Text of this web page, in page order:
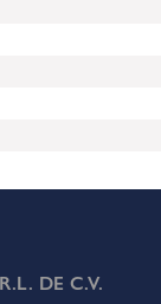
DE C.V.